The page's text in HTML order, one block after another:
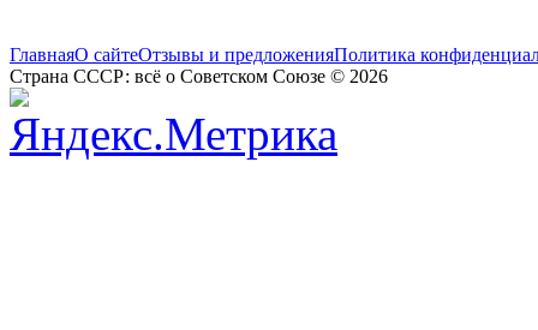
ГлавнаяО сайтеОтзывы и предложенияПолитика
Страна СССР: всё о Советском Союзе © 2026